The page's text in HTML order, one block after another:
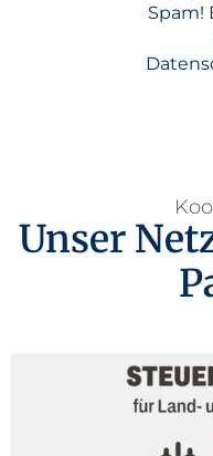
Spam!
Unser